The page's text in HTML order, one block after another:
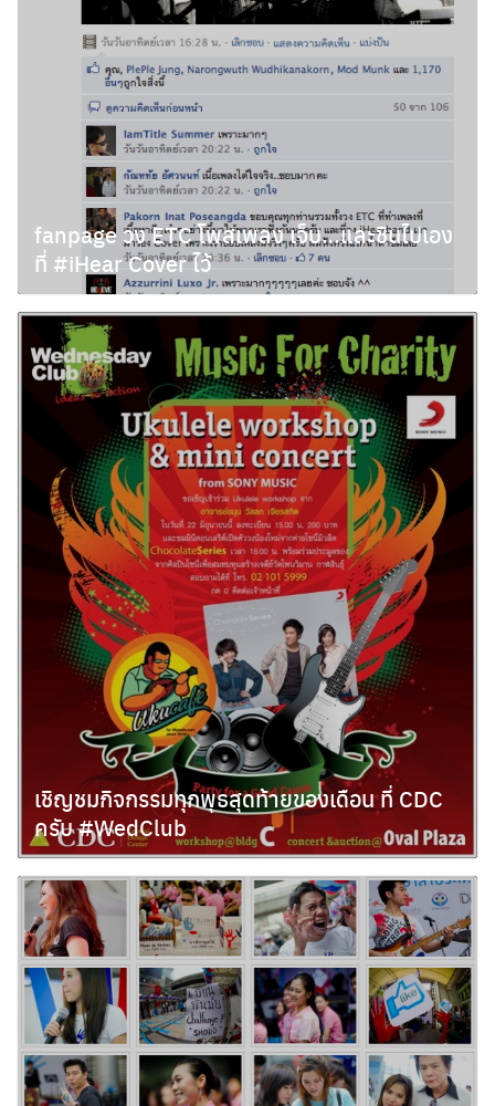
fanpage วง ETC โพสเพลง เจ็บ…และชินไปเอง
ที่ #iHear Cover ไว้
พฤษภาคม 17, 2011
เชิญชมกิจกรรมทุกพุธสุดท้ายของเดือน ที่ CDC
ครับ #WedClub
เมษายน 26, 2011